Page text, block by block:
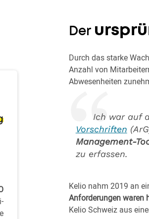
Der
Durch das starke
Anzahl von
Abwesenheiten
Ich war auf
Vorschriften
Management-
zu erfassen.
Kelio nahm 2019 an
Anforderungen waren
Kelio Schweiz aus